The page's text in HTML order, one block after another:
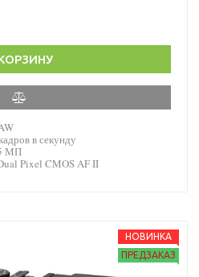
в секунду
МП
Pixel CMOS AF II
НОВИНКА
ПРЕДЗАКАЗ